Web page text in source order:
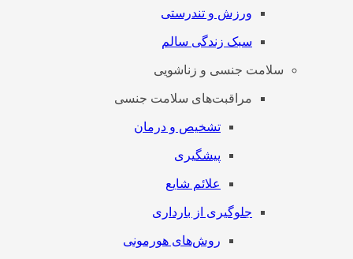
ورزش و تندرستی
سبک زندگی سالم
سلامت جنسی و زناشویی
مراقبت‌های سلامت جنسی
تشخیص و درمان
پیشگیری
علائم شایع
جلوگیری از بارداری
روش‌های هورمونی